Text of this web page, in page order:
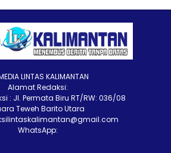
LINTAS KALIMANTAN
Alamat Redaksi:
: Jl. Permata Biru RT/RW: 036/08
Teweh Barito Utara
WhatsApp: